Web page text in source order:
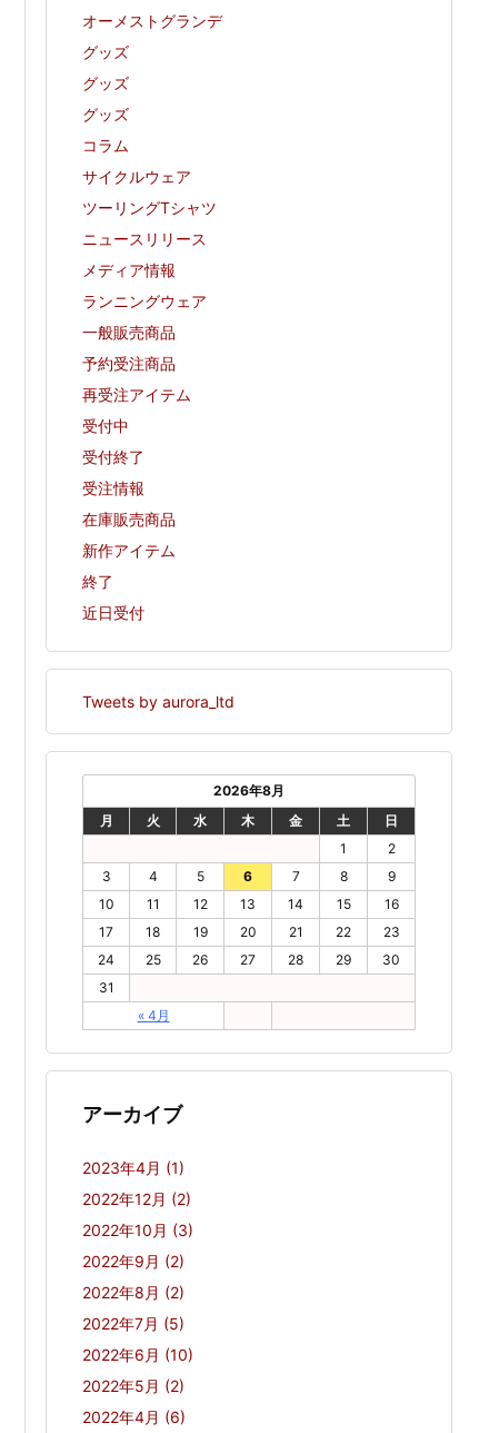
オーメストグランデ
グッズ
グッズ
グッズ
コラム
サイクルウェア
ツーリングTシャツ
ニュースリリース
メディア情報
ランニングウェア
一般販売商品
予約受注商品
再受注アイテム
受付中
受付終了
受注情報
在庫販売商品
新作アイテム
終了
近日受付
Tweets by aurora_ltd
2026年8月
月
火 水 木 金 土 日
« 4月
1
2
3
4 5 6 7 8
9
10
11 12 13 14 15
16
17
18 19 20 21 22
23
24
25 26 27 28 29
30
31
アーカイブ
2023年4月 (1)
2022年12月 (2)
2022年10月 (3)
2022年9月 (2)
2022年8月 (2)
2022年7月 (5)
2022年6月 (10)
2022年5月 (2)
2022年4月 (6)